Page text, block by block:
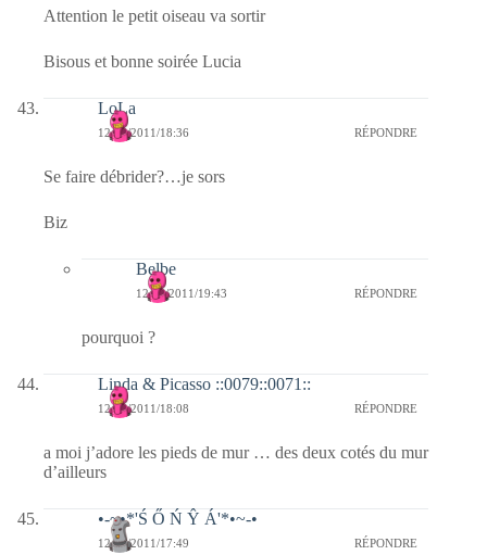
Attention le petit oiseau va sortir
Bisous et bonne soirée Lucia
LoLa
12/04/2011/18:36 RÉPONDRE
Se faire débrider?…je sors
Biz
Belbe
12/04/2011/19:43 RÉPONDRE
pourquoi ?
Linda & Picasso ::0079::0071::
12/04/2011/18:08 RÉPONDRE
a moi j’adore les pieds de mur … des deux cotés du mur
d’ailleurs
•-~•*'Ś Ő Ń Ŷ Á'*•~-•
12/04/2011/17:49 RÉPONDRE